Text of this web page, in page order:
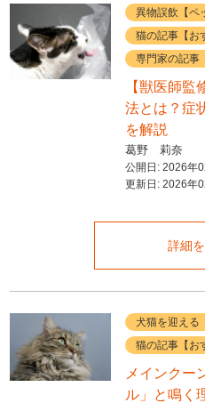
異物誤飲【ペ
猫の記事【お
専門家の記事
【獣医師
法とは？症
を解説
葛野 莉奈
公開日: 2026年
更新日: 2026年
詳細
犬猫を迎える
猫の記事【お
メインクー
ル」と鳴く